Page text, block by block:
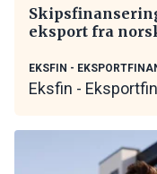
eksport fra
EKSFIN -
Eksfin -